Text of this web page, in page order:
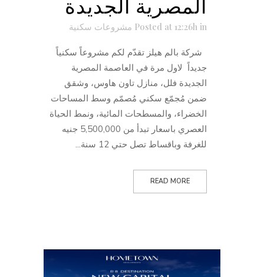
المصرية الجديدة
Posted at 12:26h in مشروعات سكنية
شركة بالم هيلز تقدّم لكم مشروعاً سكنياً
جديداً لاول مرة في العاصمة المصرية
الجديدة فلل، منازل تاون هاوس، وشقق
ضمن مُجمّع سكني مُصمّم وسط المساحات
الخضراء، والمسطحات المائية، ونمط الحياة
العصري باسعار تبدأ من 5,500,000 جنيه
للغرفة وباقساط تصل حتي 12 سنة...
READ MORE